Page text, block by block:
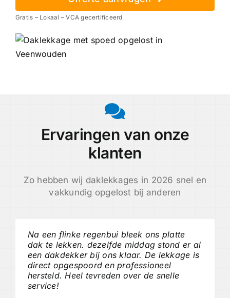
Gratis – Lokaal – VCA gecertificeerd
Ervaringen van onze
klanten
Zo hebben wij daklekkages in 2026 snel en
vakkundig opgelost bij anderen
Na een flinke regenbui bleek ons platte
dak te lekken. dezelfde middag stond er al
een dakdekker bij ons klaar. De lekkage is
direct opgespoord en professioneel
hersteld. Heel tevreden over de snelle
service!